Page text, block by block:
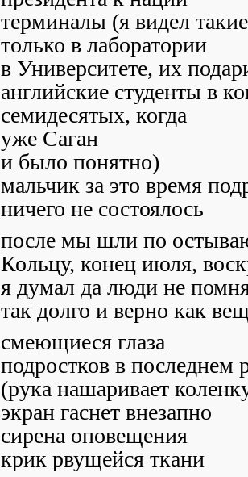
терминалы (я видел такие
только в лаборатории
в Университете, их
английские студенты в
семидесятых, когда
уже Саган
и было понятно)
мальчик за это время
ничего не состоялось
после мы шли по
Кольцу, конец июля,
я думал да люди не
так долго и верно как
смеющиеся глаза
подростков в последнем
(рука нашаривает
экран гаснет внезапно
сирена оповещения
крик рвущейся ткани